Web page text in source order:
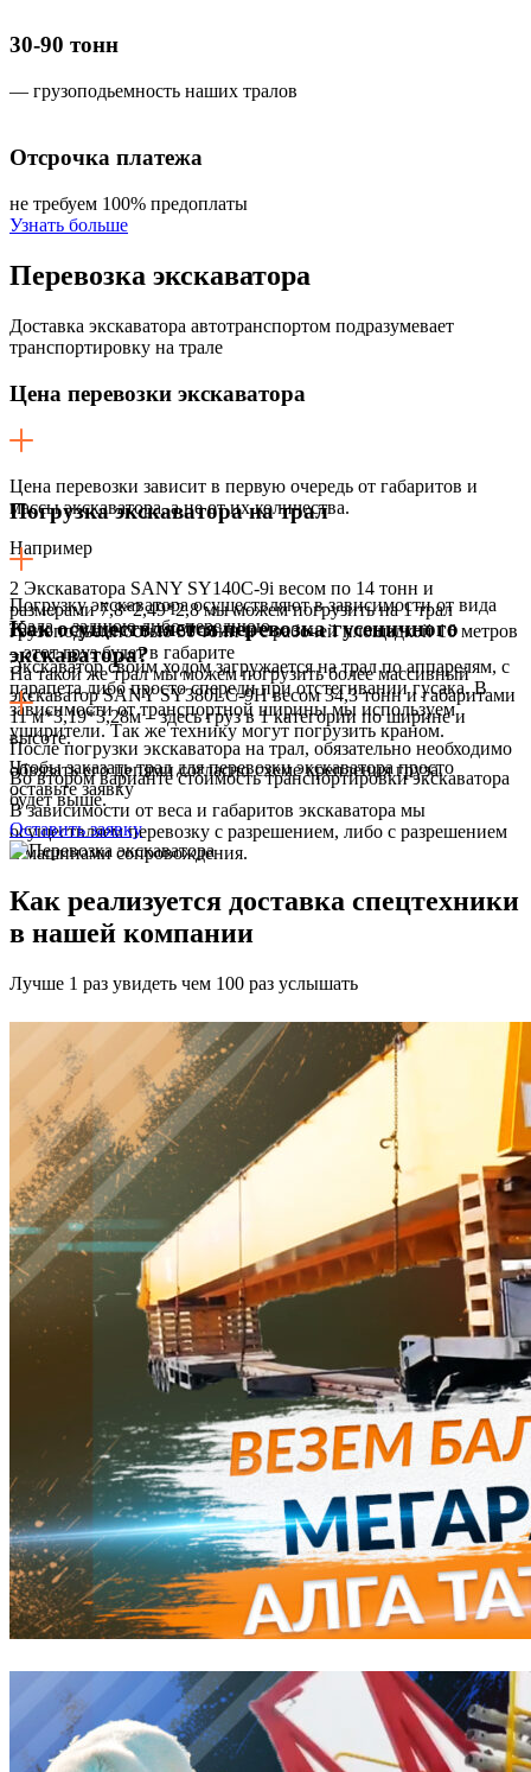
30-90 тонн
— грузоподьемность наших тралов
Отсрочка платежа
не требуем 100% предоплаты
Узнать больше
Перевозка экскаватора
Доставка экскаватора автотранспортом подразумевает
транспортировку на трале
Цена перевозки экскаватора
Цена перевозки зависит в первую очередь от габаритов и
массы экскаватора, а не от их количества.
Например
2 Экскаватора SANY SY140C-9i весом по 14 тонн и
размерами 7,8*2,49*2,8 мы можем погрузить на 1 трал
грузоподъемностью 50 тонн и с рабочей площадкой 16 метров
– этот груз будет в габарите
На такой же трал мы можем погрузить более массивный
экскаватор SANY SY380LC-9H весом 34,3 тонн и габаритами
11 м*3,19*3,28м – здесь груз в 1 категории по ширине и
высоте.
Во втором варианте стоимость транспортировки экскаватора
будет выше.
Погрузка экскаватора на трал
Погрузку экскаватора осуществляют в зависимости от вида
трала – заднюю либо переднюю.
Экскаватор своим ходом загружается на трал по аппарелям, с
парапета либо просто спереди при отстегивании гусака. В
зависимости от транспортной ширины мы используем
уширители. Так же технику могут погрузить краном.
Как осуществляется перевозка гусеничного
экскаватора?
После погрузки экскаватора на трал, обязательно необходимо
обвязать его цепями согласно схеме крепления груза.
В зависимости от веса и габаритов экскаватора мы
осуществляем перевозку с разрешением, либо с разрешением
и машинами сопровождения.
Чтобы заказать трал для перевозки экскаватора просто
оставьте заявку
Оставить заявку
Как реализуется доставка спецтехники
в нашей компании
Лучше 1 раз увидеть чем 100 раз услышать